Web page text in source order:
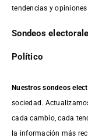
tendencias y
Sondeos
Político
Nuestros sondeos
sociedad.
cada cambio, cada
la información más